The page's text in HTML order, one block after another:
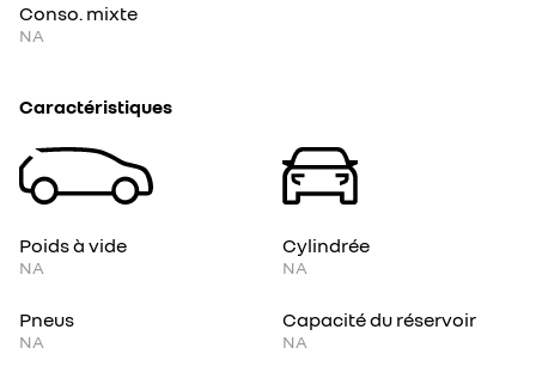
Conso. mixte
NA
Caractéristiques
Poids à vide
NA
Cylindrée
NA
Pneus
NA
Capacité du réservoir
NA